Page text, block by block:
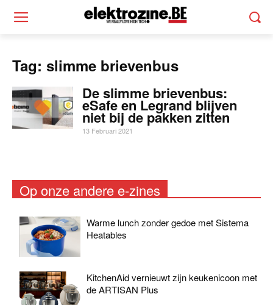
Tag: slimme brievenbus
De slimme brievenbus:
eSafe en Legrand blijven
niet bij de pakken zitten
13 Februari 2021
Op onze andere e-zines
Warme lunch zonder gedoe met Sistema
Heatables
KitchenAid vernieuwt zijn keukenicoon met
de ARTISAN Plus